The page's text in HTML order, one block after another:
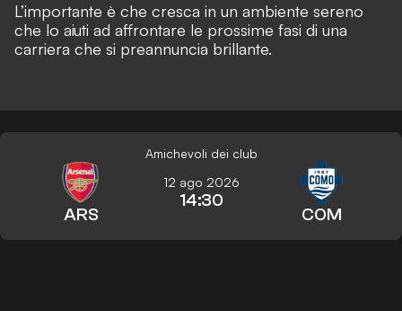
L’importante è che cresca in un ambiente sereno
che lo aiuti ad affrontare le prossime fasi di una
carriera che si preannuncia brillante.
Amichevoli dei club
ARS
12 ago 2026
14:30
COM